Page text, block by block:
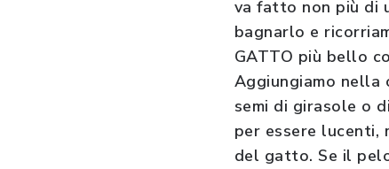
va fatto non più di
bagnarlo e
GATTO più bello
Aggiungiamo
semi di girasole o
per essere
del gatto. Se il